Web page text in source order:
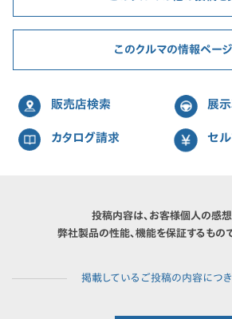
このクルマの情報ペー
販売店検索 展
カタログ請求 セル
投稿内容は、お客様個人の感想
弊社製品の性能、機能を保証するもの